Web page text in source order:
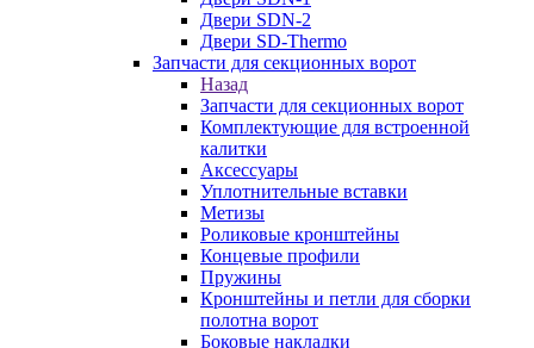
Двери SDN-2
Двери SD-Thermo
Запчасти для секционных ворот
Назад
Запчасти для секционных ворот
Комплектующие для встроенной
калитки
Аксессуары
Уплотнительные вставки
Метизы
Роликовые кронштейны
Концевые профили
Пружины
Кронштейны и петли для сборки
полотна ворот
Боковые накладки